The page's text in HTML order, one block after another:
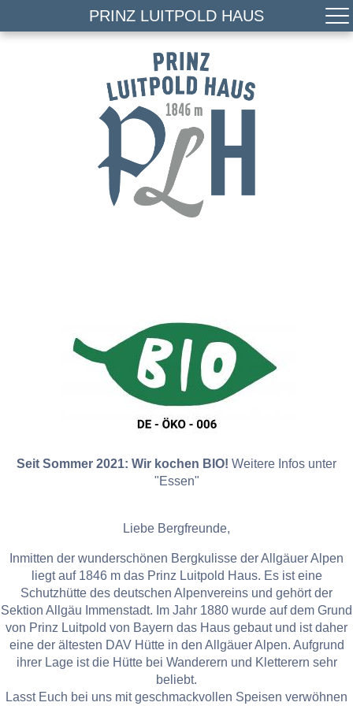
PRINZ LUITPOLD HAUS
Seit Sommer 2021: Wir kochen BIO! Weitere Infos unter
"Essen"
Liebe Bergfreunde,
Inmitten der wunderschönen Bergkulisse der Allgäuer Alpen
liegt auf 1846 m das Prinz Luitpold Haus. Es ist eine
Schutzhütte des deutschen Alpenvereins und gehört der
Sektion Allgäu Immenstadt. Im Jahr 1880 wurde auf dem Grund
von Prinz Luitpold von Bayern das Haus gebaut und ist daher
eine der ältesten DAV Hütte in den Allgäuer Alpen. Aufgrund
ihrer Lage ist die Hütte bei Wanderern und Kletterern sehr
beliebt.
Lasst Euch bei uns mit geschmackvollen Speisen verwöhnen